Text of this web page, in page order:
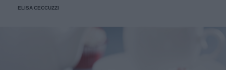
ELISA CECCUZZI